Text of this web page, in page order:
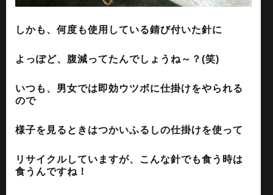
しかも、何度も使用している錆び付いた針に
よっぽど、腹減ってたんでしょうね～？(笑)
いつも、男女では即効ウツボに仕掛けをやられる
ので
様子を見るときはつかいふるしの仕掛けを使って
リサイクルしていますが、こんな針でも食う時は
食うんですね！